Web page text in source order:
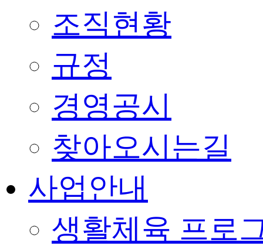
조직현황
규정
경영공시
찾아오시는길
사업안내
생활체육 프로